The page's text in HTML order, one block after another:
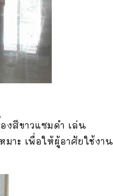
งสีขาวแซมดำ เล่น
าะ เพื่อให้ผู้อาศัยใช้งาน